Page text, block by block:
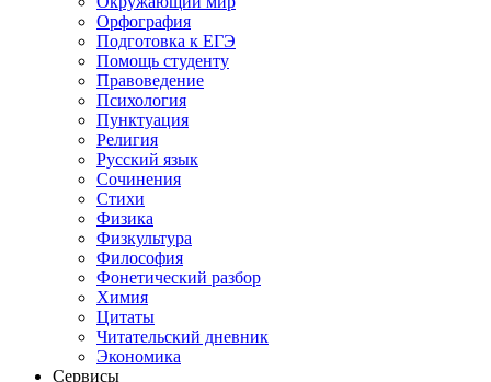
Орфография
Подготовка к ЕГЭ
Помощь студенту
Правоведение
Психология
Пунктуация
Религия
Русский язык
Сочинения
Стихи
Физика
Физкультура
Философия
Фонетический разбор
Химия
Цитаты
Читательский дневник
Экономика
Сервисы